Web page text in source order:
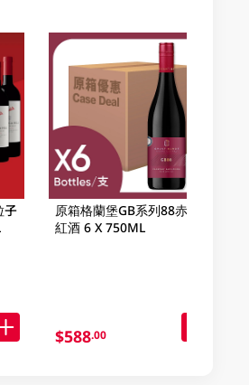
子
原箱格蘭堡GB系列88赤霞珠
紅酒 6 X 750ML
$588.00